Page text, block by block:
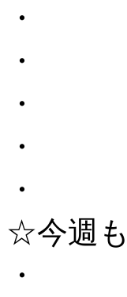
・
・
・
・
・
☆今週
・